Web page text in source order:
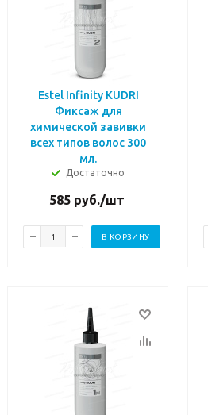
Estel Infinity KUDRI
Фиксаж для
химической завивки
всех типов волос 300
мл.
Достаточно
585руб./шт
В КОРЗИНУ